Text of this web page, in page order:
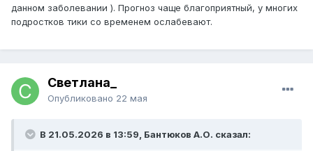
данном заболевании ). Прогноз чаще благоприятный, у многих
подростков тики со временем ослабевают.
Светлана_
Опубликовано 22 мая
В 21.05.2026 в 13:59, Бантюков А.О. сказал: